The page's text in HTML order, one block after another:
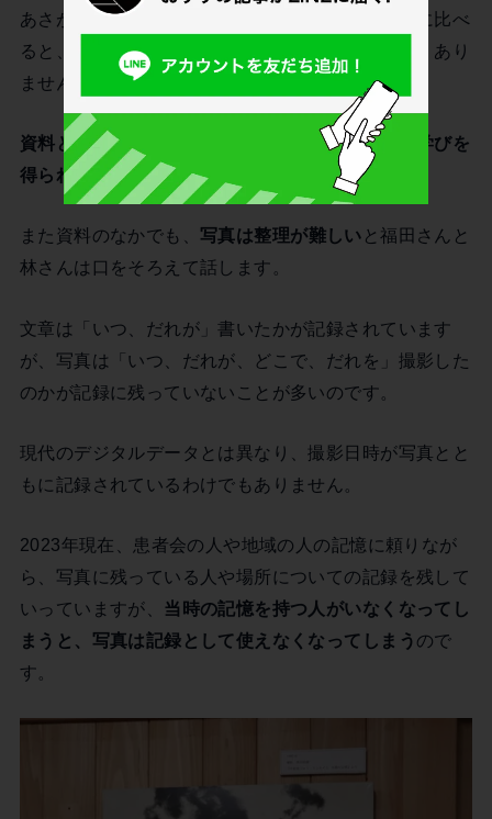
あさがおギャラリーは、一般的な博物館、資料館に比べ
ると、一目見ただけで内容を理解できる資料は多くあり
ません。
資料と向き合い、じっくりと内容を知ることで、学びを
得られる資料館なのです。
また資料のなかでも、 写真は整理が難しい と福田さんと
林さんは口をそろえて話します。
文章は「いつ、だれが」書いたかが記録されています
が、写真は「いつ、だれが、どこで、だれを」撮影した
のかが記録に残っていないことが多いのです。
現代のデジタルデータとは異なり、撮影日時が写真とと
もに記録されているわけでもありません。
2023年現在、患者会の人や地域の人の記憶に頼りなが
ら、写真に残っている人や場所についての記録を残して
いっていますが、 当時の記憶を持つ人がいなくなってし
まうと、写真は記録として使えなくなってしまう ので
す。